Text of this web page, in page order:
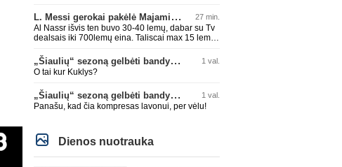
L. Messi gerokai pakėlė Majamio „Inter“ komandos vertę 27 min.
Al Nassr išvis ten buvo 30-40 lemų, dabar su Tv
dealsais iki 700lemų eina. Taliscai max 15 lemų
akcijos
„Šiaulių“ sezoną gelbėti bandys D. Lastauskas 1 val.
O tai kur Kuklys?
„Šiaulių“ sezoną gelbėti bandys D. Lastauskas 1 val.
Panašu, kad čia kompresas lavonui, per vėlu!
Dienos nuotrauka